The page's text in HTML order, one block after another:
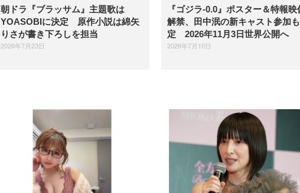
朝ドラ『ブラッサム』主題歌は
YOASOBIに決定 原作小説は綿矢
りさが書き下ろしを担当
2026年7月23日
『ゴジラ-0.0』ポスター＆特報映
解禁、田中泯の新キャスト参加
定 2026年11月3日世界公開へ
2026年7月10日